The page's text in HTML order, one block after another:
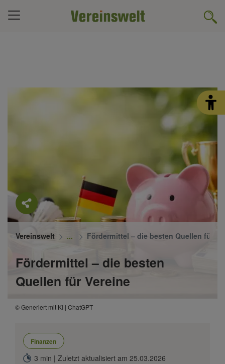
Vereinswelt Fördermittel – die besten Quellen für
Fördermittel – die besten
Quellen für Vereine
© Generiert mit KI | ChatGPT
Finanzen
3 min | Zuletzt aktualisiert am 25.03.2026